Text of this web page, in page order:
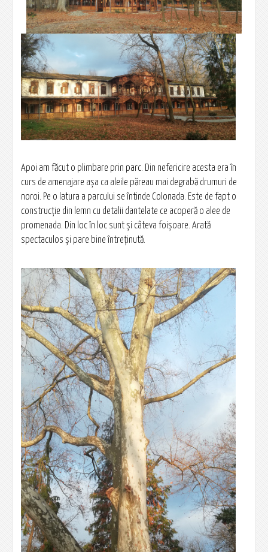
Apoi am făcut o plimbare prin parc. Din nefericire acesta era în
curs de amenajare așa ca aleile păreau mai degrabă drumuri de
noroi. Pe o latura a parcului se întinde Colonada. Este de fapt o
construcție din lemn cu detalii dantelate ce acoperă o alee de
promenada. Din loc în loc sunt și câteva foișoare. Arată
spectaculos și pare bine întreținută.